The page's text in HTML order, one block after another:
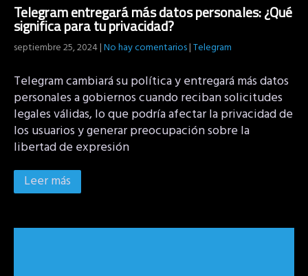
Telegram entregará más datos personales: ¿Qué
significa para tu privacidad?
septiembre 25, 2024|No hay comentarios|Telegram
Telegram cambiará su política y entregará más datos
personales a gobiernos cuando reciban solicitudes
legales válidas, lo que podría afectar la privacidad de
los usuarios y generar preocupación sobre la
libertad de expresión
Leer más